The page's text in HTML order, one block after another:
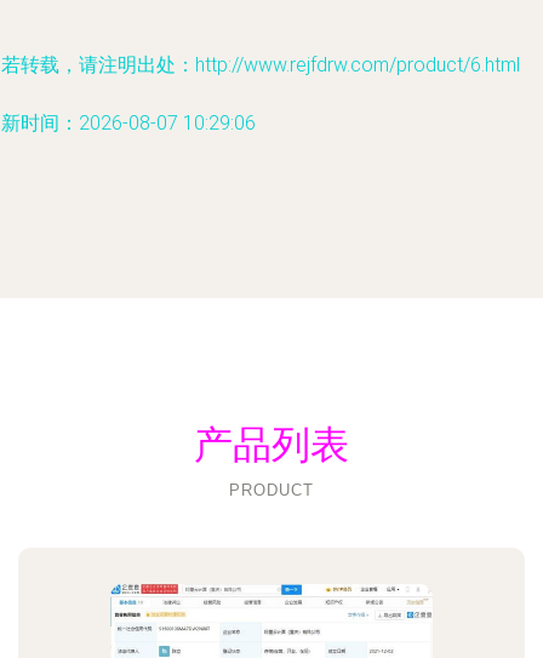
转载，请注明出处：http://www.rejfdrw.com/product/6.html
时间：2026-08-07 10:29:06
产品列表
PRODUCT